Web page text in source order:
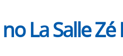
La Salle Zé